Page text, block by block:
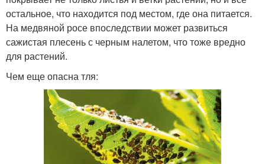
остальное, что находится под местом, где она питается.
На медвяной росе впоследствии может развиться
сажистая плесень с черным налетом, что тоже вредно
для растений.
Чем еще опасна тля: